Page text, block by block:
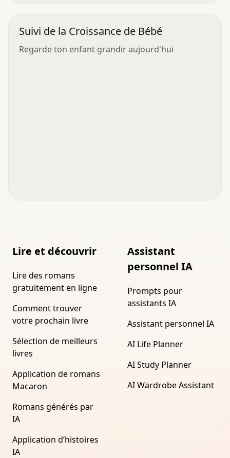
Suivi de la Croissance de Bébé
Regarde ton enfant grandir aujourd'hui
Lire et découvrir
Lire des romans
gratuitement en ligne
Comment trouver
votre prochain livre
Sélection de meilleurs
livres
Application de romans
Macaron
Romans générés par
IA
Application d’histoires
IA
Assistant
personnel IA
Prompts pour
assistants IA
Assistant personnel IA
AI Life Planner
AI Study Planner
AI Wardrobe Assistant